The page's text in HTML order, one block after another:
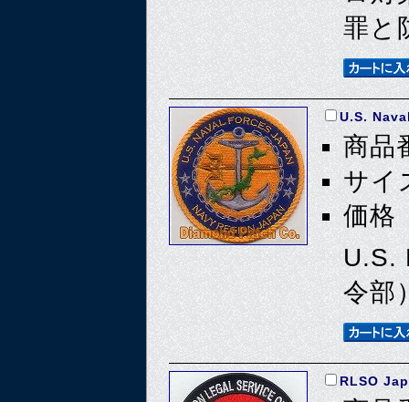
罪と
U.S.
商品
サイ
価格
U.S.
令部
RLSO